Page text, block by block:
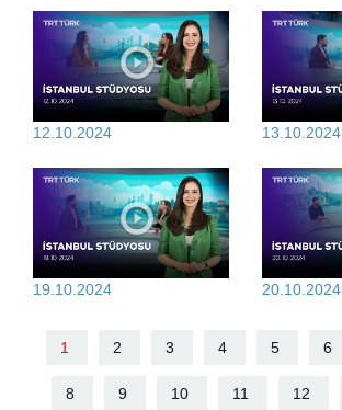
12.10.2024 13.10.2024
19.10.2024 20.10.2024
1 2 3 4 5 6
8 9 10 11 12